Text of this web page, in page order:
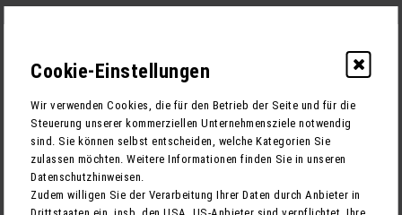
1. Ihre Anfrage
Cookie-Einstellungen
Wir verwenden Cookies, die für den Betrieb der Seite und für die
Steuerung unserer kommerziellen Unternehmensziele notwendig
sind. Sie können selbst entscheiden, welche Kategorien Sie
zulassen möchten. Weitere Informationen finden Sie in unseren
Datenschutzhinweisen.
Zudem willigen Sie der Verarbeitung Ihrer Daten durch Anbieter in